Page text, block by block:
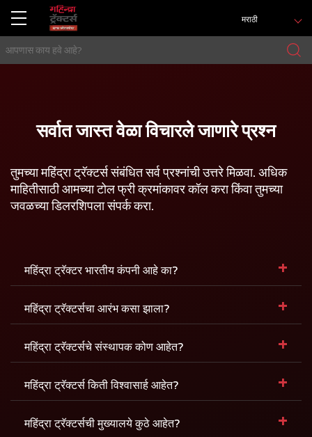
मराठी
सर्वात जास्त वेळा विचारले जाणारे प्रश्न
तुमच्या महिंद्रा ट्रॅक्टर्स संबंधित सर्व प्रश्नांची उत्तरे मिळवा. अधिक
माहितीसाठी आमच्याटोल फ्री क्रमांकावरकॉल करा किंवा तुमच्या
जवळच्या डिलरशिपला संपर्क करा.
महिंद्रा ट्रॅक्टर भारतीय कंपनी आहे का? +
महिंद्रा ट्रॅक्टर्सचा आरंभ कसा झाला? +
महिंद्रा ट्रॅक्टर्सचे संस्थापक कोण आहेत? +
महिंद्रा ट्रॅक्टर्स किती विश्वासार्ह आहेत? +
महिंद्रा ट्रॅक्टर्सची मुख्यालये कुठे आहेत? +